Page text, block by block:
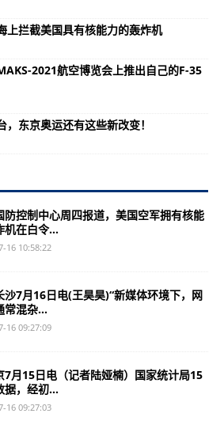
上拦截美国具有核能力的轰炸机
2021航空博览会上推出自己的F-35
东京奥运还有这些新改变！
防控制中心周四报道，美国空军拥有核能
机在白令...
16 10:58:22
沙7月16日电(王昊昊)“新媒体环境下，网
常混杂...
16 09:27:09
7月15日电（记者陆娅楠）国家统计局15
据，经初...
16 09:27:03